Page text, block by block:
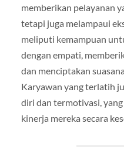
memberikan pelayanan
tetapi juga melampaui
meliputi kemampuan
dengan empati,
dan menciptakan
Karyawan yang terlatih
diri dan termotivasi,
kinerja mereka secara